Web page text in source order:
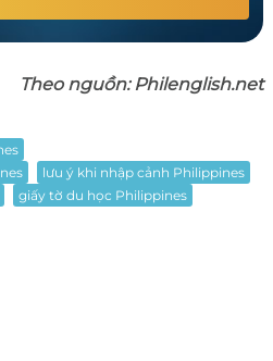
Theo nguồn: Philenglish.net
lưu ý khi nhập cảnh Philippines
giấy tờ du học Philippines